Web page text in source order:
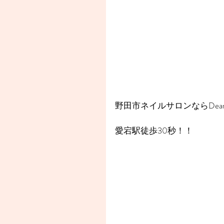
野田市ネイルサロンなら
愛宕駅徒歩30秒！！